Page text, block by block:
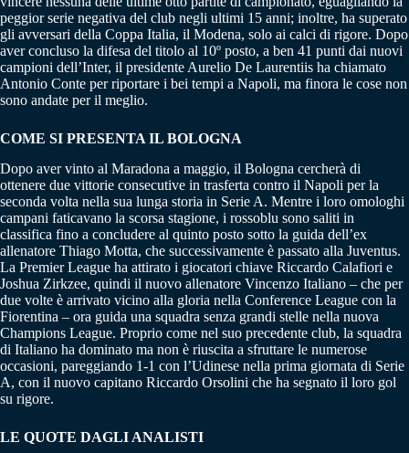
peggior serie negativa del club negli ultimi 15 anni; inoltre, ha superato
gli avversari della Coppa Italia, il Modena, solo ai calci di rigore. Dopo
aver concluso la difesa del titolo al 10º posto, a ben 41 punti dai nuovi
campioni dell’Inter, il presidente Aurelio De Laurentiis ha chiamato
Antonio Conte per riportare i bei tempi a Napoli, ma finora le cose non
sono andate per il meglio.
COME SI PRESENTA IL BOLOGNA
Dopo aver vinto al Maradona a maggio, il Bologna cercherà di
ottenere due vittorie consecutive in trasferta contro il Napoli per la
seconda volta nella sua lunga storia in Serie A. Mentre i loro omologhi
campani faticavano la scorsa stagione, i rossoblu sono saliti in
classifica fino a concludere al quinto posto sotto la guida dell’ex
allenatore Thiago Motta, che successivamente è passato alla Juventus.
La Premier League ha attirato i giocatori chiave Riccardo Calafiori e
Joshua Zirkzee, quindi il nuovo allenatore Vincenzo Italiano – che per
due volte è arrivato vicino alla gloria nella Conference League con la
Fiorentina – ora guida una squadra senza grandi stelle nella nuova
Champions League. Proprio come nel suo precedente club, la squadra
di Italiano ha dominato ma non è riuscita a sfruttare le numerose
occasioni, pareggiando 1-1 con l’Udinese nella prima giornata di Serie
A, con il nuovo capitano Riccardo Orsolini che ha segnato il loro gol
su rigore.
LE QUOTE DAGLI ANALISTI